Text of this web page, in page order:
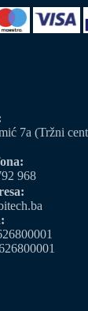
7a (Tržni
968